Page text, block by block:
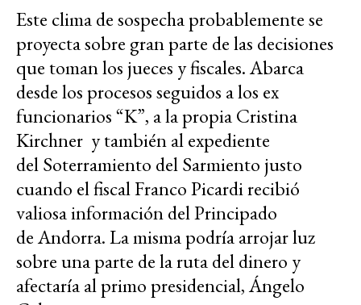
Este clima de sospecha probablemente se
proyecta sobre gran parte de las decisiones
que toman los jueces y fiscales. Abarca
desde los procesos seguidos a los ex
funcionarios “K”, a la propia Cristina
Kirchner y también al expediente
del Soterramiento del Sarmiento justo
cuando el fiscal Franco Picardi recibió
valiosa información del Principado
de Andorra. La misma podría arrojar luz
sobre una parte de la ruta del dinero y
afectaría al primo presidencial, Ángelo